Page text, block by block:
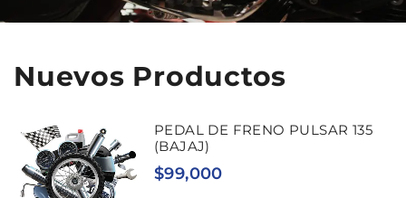
Nuevos Productos
PEDAL DE FRENO PULSAR 135
(BAJAJ)
$99,000